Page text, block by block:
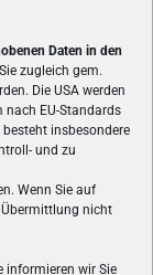
Daten in den
zugleich gem.
Die USA werden
nach EU-Standards
insbesondere
und zu
Wenn Sie auf
Übermittlung nicht
informieren wir Sie
älteste Online-
News,
Gaming-